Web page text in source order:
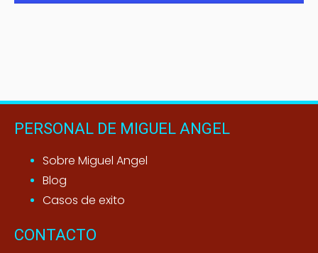
PERSONAL DE MIGUEL ANGEL
Sobre Miguel Angel
Blog
Casos de exito
CONTACTO